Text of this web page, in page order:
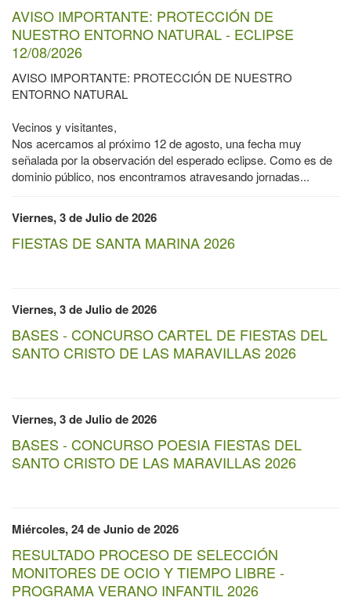
AVISO IMPORTANTE: PROTECCIÓN DE
NUESTRO ENTORNO NATURAL - ECLIPSE
12/08/2026
AVISO IMPORTANTE: PROTECCIÓN DE NUESTRO
ENTORNO NATURAL
Vecinos y visitantes,
Nos acercamos al próximo 12 de agosto, una fecha muy
señalada por la observación del esperado eclipse. Como es de
dominio público, nos encontramos atravesando jornadas...
Viernes, 3 de Julio de 2026
FIESTAS DE SANTA MARINA 2026
Viernes, 3 de Julio de 2026
BASES - CONCURSO CARTEL DE FIESTAS DEL
SANTO CRISTO DE LAS MARAVILLAS 2026
Viernes, 3 de Julio de 2026
BASES - CONCURSO POESIA FIESTAS DEL
SANTO CRISTO DE LAS MARAVILLAS 2026
Miércoles, 24 de Junio de 2026
RESULTADO PROCESO DE SELECCIÓN
MONITORES DE OCIO Y TIEMPO LIBRE -
PROGRAMA VERANO INFANTIL 2026